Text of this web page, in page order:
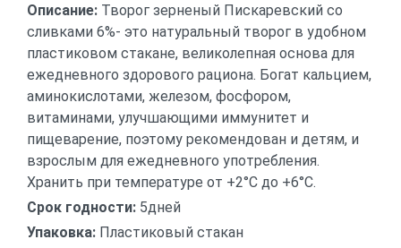
Описание: Творог зерненый Пискаревский со
сливками 6%- это натуральный творог в удобном
пластиковом стакане, великолепная основа для
ежедневного здорового рациона. Богат кальцием,
аминокислотами, железом, фосфором,
витаминами, улучшающими иммунитет и
пищеварение, поэтому рекомендован и детям, и
взрослым для ежедневного употребления.
Хранить при температуре от +2°C до +6°C.
Срок годности: 5дней
Упаковка: Пластиковый стакан